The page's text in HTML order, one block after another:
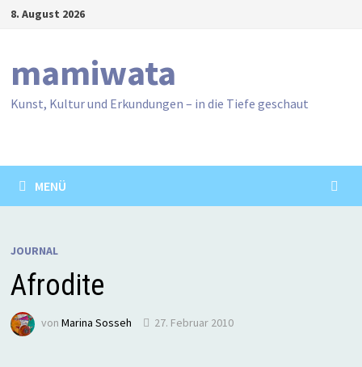
Zum8. August 2026
mamiwata
Kunst, Kultur und Erkundungen – in die Tiefe geschaut
MENÜ
JOURNAL
Afrodite
von Marina Sosseh 27. Februar 2010